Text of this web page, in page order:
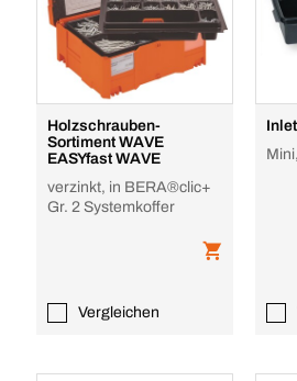
Holzschrauben-
Sortiment WAVE
EASYfast WAVE
verzinkt, in BERA®clic+
Gr. 2 Systemkoffer
Vergleichen